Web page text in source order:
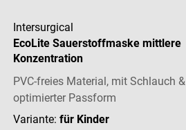
Intersurgical
EcoLite Sauerstoffmaske mittlere
Konzentration
PVC-freies Material, mit Schlauch &
optimierter Passform
Variante: für Kinder